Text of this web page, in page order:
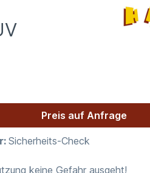
Preis auf Anfrage
Sicherheits-Check
keine Gefahr ausgeht!